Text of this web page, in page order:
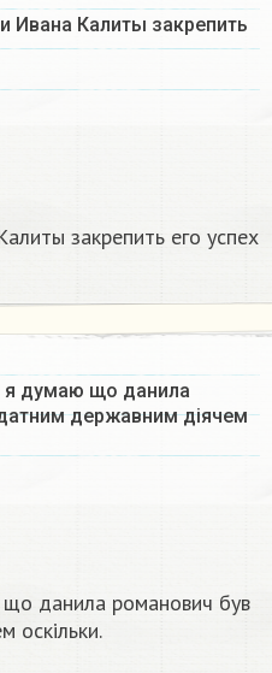
Ивана Калиты закрепить
закрепить его успех
я думаю що данила
державним діячем
що данила романович був
оскільки.